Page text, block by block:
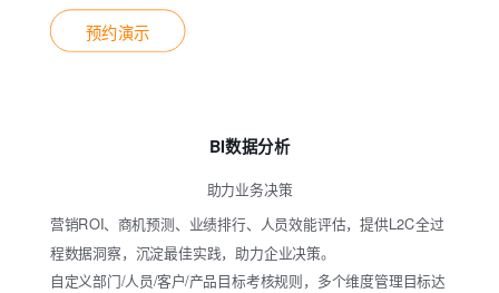
预约演示
BI数据分析
助力业务决策
营销ROI、商机预测、业绩排行、人员效能评估，提供L2C全过
程数据洞察，沉淀最佳实践，助力企业决策。
自定义部门/人员/客户/产品目标考核规则，多个维度管理目标达